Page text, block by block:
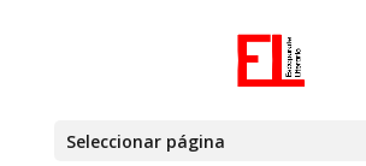
Seleccionar página